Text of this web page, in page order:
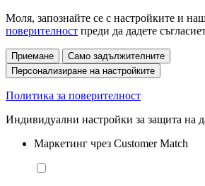
Моля, запознайте се с настройките и
поверителност преди да дадете
Приемане
Само задължителните
Персонализиране на настройките
Политика за поверителност
Индивидуални настройки за защита на
Маркетинг чрез Customer Match